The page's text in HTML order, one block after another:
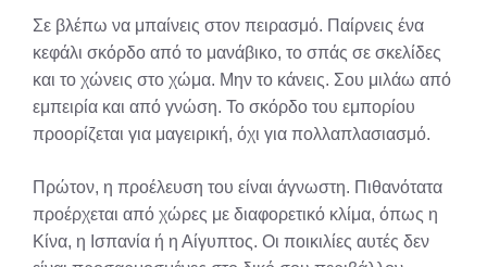
Σε βλέπω να μπαίνεις στον πειρασμό. Παίρνεις ένα
κεφάλι σκόρδο από το μανάβικο, το σπάς σε σκελίδες
και το χώνεις στο χώμα. Μην το κάνεις. Σου μιλάω από
εμπειρία και από γνώση. Το σκόρδο του εμπορίου
προορίζεται για μαγειρική, όχι για πολλαπλασιασμό.
Πρώτον, η προέλευση του είναι άγνωστη. Πιθανότατα
προέρχεται από χώρες με διαφορετικό κλίμα, όπως η
Κίνα, η Ισπανία ή η Αίγυπτος. Οι ποικιλίες αυτές δεν